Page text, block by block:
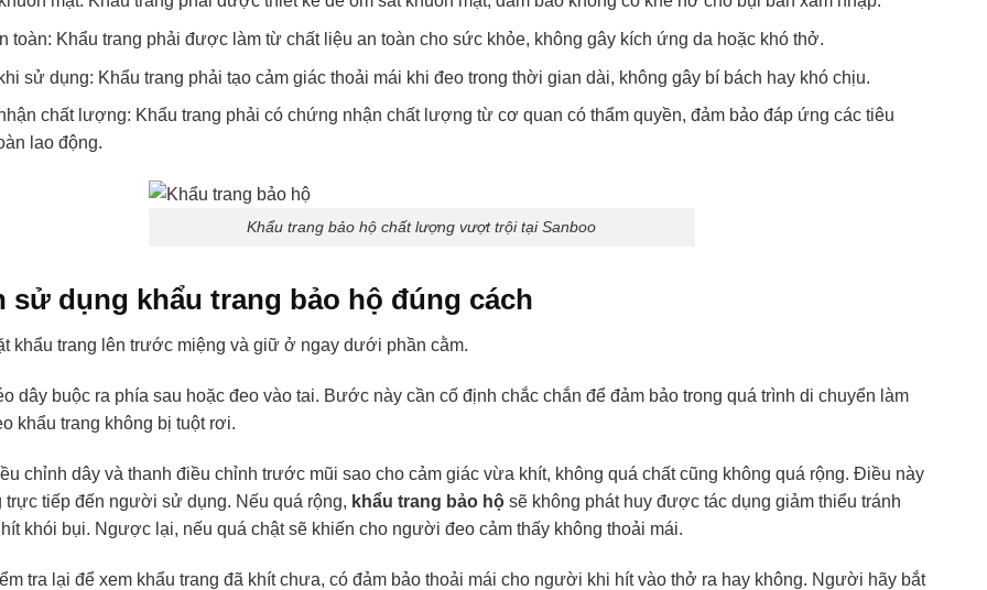
toàn: Khẩu trang phải được làm từ chất liệu an toàn cho sức khỏe, không gây kích ứng da hoặc khó thở.
sử dụng: Khẩu trang phải tạo cảm giác thoải mái khi đeo trong thời gian dài, không gây bí bách hay khó chịu.
chất lượng: Khẩu trang phải có chứng nhận chất lượng từ cơ quan có thẩm quyền, đảm bảo đáp ứng các tiêu
lao động.
Khẩu trang bảo hộ chất lượng vượt trội tại Sanboo
sử dụng khẩu trang bảo hộ đúng cách
khẩu trang lên trước miệng và giữ ở ngay dưới phần cằm.
dây buộc ra phía sau hoặc đeo vào tai. Bước này cần cố định chắc chắn để đảm bảo trong quá trình di chuyển làm
khẩu trang không bị tuột rơi.
chỉnh dây và thanh điều chỉnh trước mũi sao cho cảm giác vừa khít, không quá chất cũng không quá rộng. Điều này
tiếp đến người sử dụng. Nếu quá rộng, khẩu trang bảo hộsẽ không phát huy được tác dụng giảm thiểu tránh
khói bụi. Ngược lại, nếu quá chật sẽ khiến cho người đeo cảm thấy không thoải mái.
tra lại để xem khẩu trang đã khít chưa, có đảm bảo thoải mái cho người khi hít vào thở ra hay không. Người hãy bắt